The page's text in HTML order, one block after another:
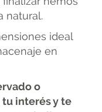
natural.
ideal
en
o
interés y te